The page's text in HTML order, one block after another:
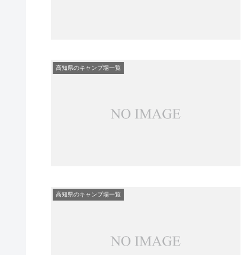
高知県のキャンプ場一覧
高知県のキャンプ場一覧